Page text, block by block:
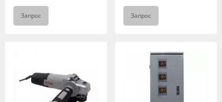
Запрос Запрос